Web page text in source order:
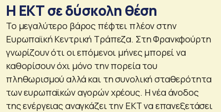
Η ΕΚΤ σε δύσκολη θέση
Το μεγαλύτερο βάρος πέφτει πλέον στην
Ευρωπαϊκή Κεντρική Τράπεζα. Στη Φρανκφούρτη
γνωρίζουν ότι οι επόμενοι μήνες μπορεί να
καθορίσουν όχι μόνο την πορεία του
πληθωρισμού αλλά και τη συνολική σταθερότητα
των ευρωπαϊκών αγορών χρέους. Η νέα άνοδος
της ενέργειας αναγκάζει την ΕΚΤ να επανεξετάσει